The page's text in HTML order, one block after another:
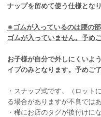
ナップを留めて使う仕様となり
※ゴムが入っているのは腰の
ゴムが入っていません。予め
お子様が自分で外しにくいよ
イプのみとなります。予めご
・スナップ式です。（ロット
る場合がありますが不良では
・稀にお店のタグが後付けに